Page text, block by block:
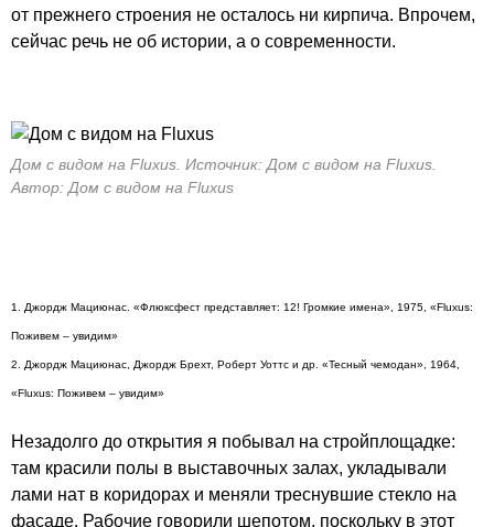
от прежнего строения не осталось ни кирпича. Впрочем,
сейчас речь не об истории, а о современности.
Дом с видом на Fluxus. Источник: Дом с видом на Fluxus.
Автор: Дом с видом на Fluxus
1. Джордж Мациюнас. «Флюксфест представляет: 12! Громкие имена», 1975, «Fluxus:
Поживем – увидим»
2. Джордж Мациюнас, Джордж Брехт, Роберт Уоттс и др. «Тесный чемодан», 1964,
«Fluxus: Поживем – увидим»
Незадолго до открытия я побывал на стройплощадке:
там красили полы в выставочных залах, укладывали
лами нат в коридорах и меняли треснувшие стекло на
фасаде. Рабочие говорили шепотом, поскольку в этот